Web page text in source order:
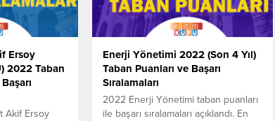
Ersoy
2022 Taban
Akif Ersoy
Enerji Yönetimi 2022 (Son 4 Yıl)
Taban Puanları ve Başarı
Sıralamaları
2022 Enerji Yönetimi taban puanları
ile başarı sıralamaları açıklandı. En